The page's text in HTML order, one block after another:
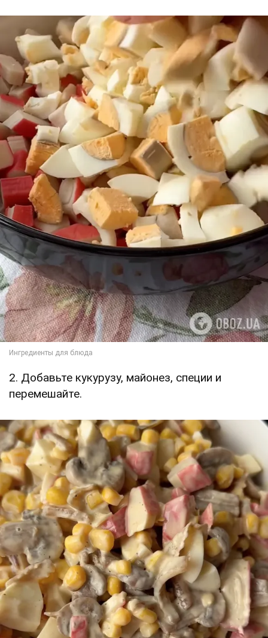
2. Добавьте кукурузу, майонез, специи и
перемешайте.